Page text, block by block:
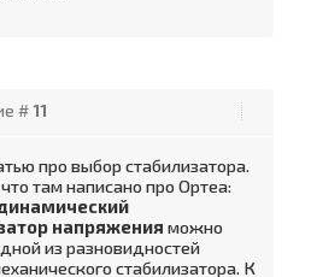
#11
про выбор стабилизатора.
там написано про Ортеа:
напряжения можно
из разновидностей
стабилизатора. К